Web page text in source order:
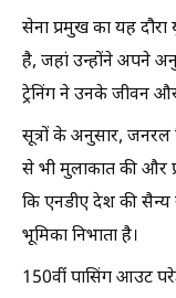
सेना प्रमुख का यह दौरा
है, जहां उन्होंने अपने
ट्रेनिंग ने उनके जीवन
सूत्रों के अनुसार, जनरल
से भी मुलाकात की और
कि एनडीए देश की सैन्य
भूमिका निभाता है।
150वीं पासिंग आउट